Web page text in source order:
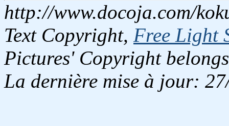
http://www.docoja.com/
Text Copyright, Free Light
Pictures' Copyright
La dernière mise à jour: